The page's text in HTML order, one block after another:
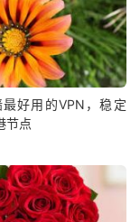
好用的VPN，稳定
节点